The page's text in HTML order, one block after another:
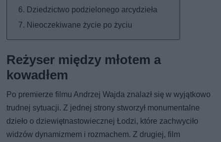
Dziedzictwo podzielonego arcydzieła
Nieoczekiwane życie po życiu
Reżyser między młotem a
kowadłem
Po premierze filmu Andrzej Wajda znalazł się w wyjątkowo
trudnej sytuacji. Z jednej strony stworzył monumentalne
dzieło o dziewiętnastowiecznej Łodzi, które zachwyciło
widzów dynamizmem i rozmachem. Z drugiej, film